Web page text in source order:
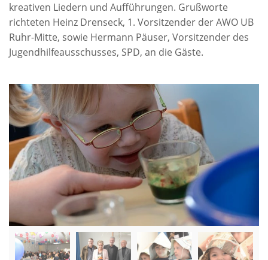
kreativen Liedern und Aufführungen. Grußworte
richteten Heinz Drenseck, 1. Vorsitzender der AWO UB
Ruhr-Mitte, sowie Hermann Päuser, Vorsitzender des
Jugendhilfeausschusses, SPD, an die Gäste.